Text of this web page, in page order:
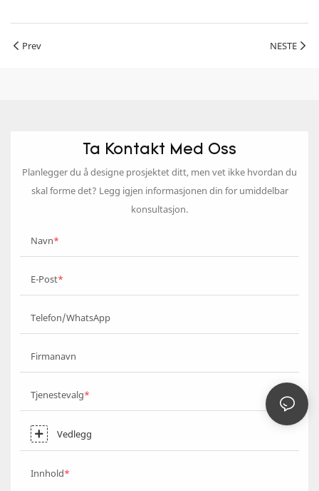
Prev NESTE
Ta Kontakt Med Oss
Planlegger du å designe prosjektet ditt, men vet ikke hvordan du
skal forme det? Legg igjen informasjonen din for umiddelbar
konsultasjon.
Navn
E-Post
Telefon/WhatsApp
Firmanavn
Tjenestevalg
Vedlegg
Innhold